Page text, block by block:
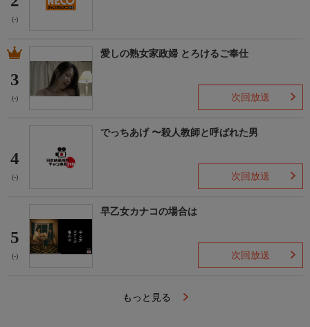
(-)
3
(-)
愛しの熟女家政婦 とろけるご奉仕
次回放送
4
(-)
でっちあげ 〜殺人教師と呼ばれた男
次回放送
5
(-)
早乙女カナコの場合は
次回放送
もっと見る